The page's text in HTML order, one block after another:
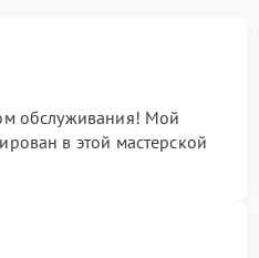
обслуживания! Мой
в этой мастерской